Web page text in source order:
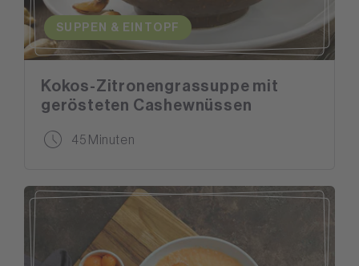
SUPPEN & EINTOPF
Kokos-Zitronengrassuppe mit
gerösteten Cashewnüssen
45 Minuten